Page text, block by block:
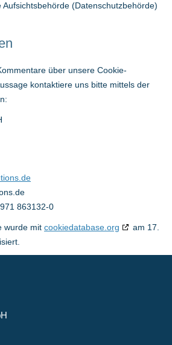
(Datenschutzbehörde)
über unsere Cookie-
kontaktiere uns bitte mittels der
863132-0
wurde mit cookiedatabase.org
am 17.